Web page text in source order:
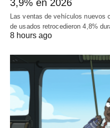
3,9% en 2026
Las ventas de vehículos nuevos
de usados retrocedieron 4,8%
8 hours ago